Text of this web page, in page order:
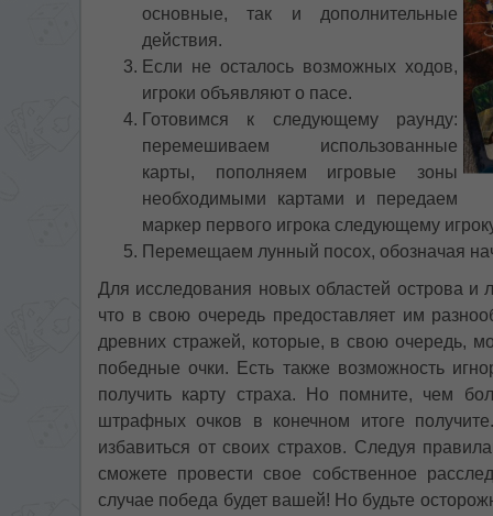
основные, так и дополнительные
действия.
Если не осталось возможных ходов,
игроки объявляют о пасе.
Готовимся к следующему раунду:
перемешиваем использованные
карты, пополняем игровые зоны
необходимыми картами и передаем
маркер первого игрока следующему
Перемещаем лунный посох, обозначая
Для исследования новых областей острова и
что в свою очередь предоставляет им
древних стражей, которые, в свою очередь,
победные очки. Есть также возможность
получить карту страха. Но помните, чем
штрафных очков в конечном итоге
избавиться от своих страхов. Следуя
сможете провести свое собственное
случае победа будет вашей! Но будьте